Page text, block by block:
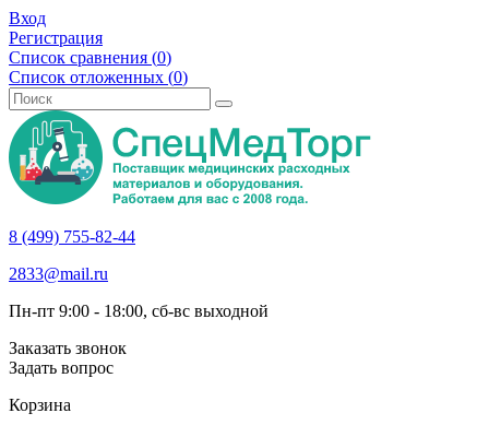
Вход
Регистрация
Список сравнения (0)
Список отложенных (0)
8 (499) 755-82-44
2833@mail.ru
Пн-пт 9:00 - 18:00, сб-вс выходной
Заказать звонок
Задать вопрос
Корзина